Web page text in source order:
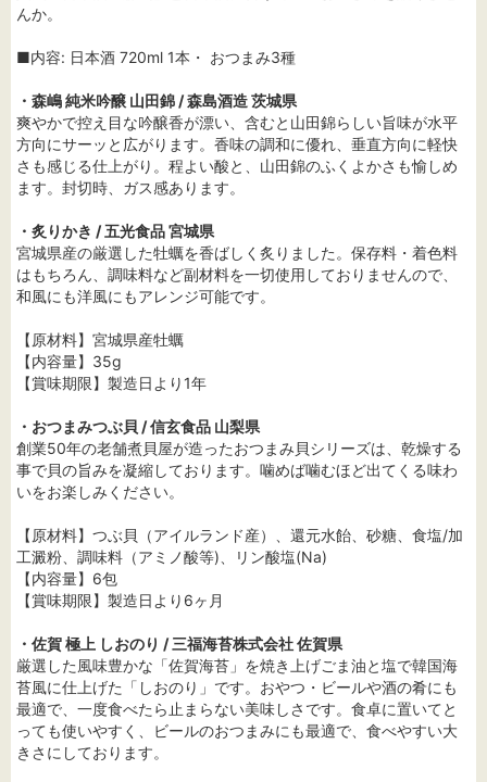
んか。
■内容: 日本酒 720ml 1本・ おつまみ3種
・森嶋 純米吟醸 山田錦 / 森島酒造 茨城県
爽やかで控え目な吟醸香が漂い、含むと山田錦らしい旨味が水平
方向にサーッと広がります。香味の調和に優れ、垂直方向に軽快
さも感じる仕上がり。程よい酸と、山田錦のふくよかさも愉しめ
ます。封切時、ガス感あります。
・炙りかき / 五光食品 宮城県
宮城県産の厳選した牡蠣を香ばしく炙りました。保存料・着色料
はもちろん、調味料など副材料を一切使用しておりませんので、
和風にも洋風にもアレンジ可能です。
【原材料】宮城県産牡蠣
【内容量】35g
【賞味期限】製造日より1年
・おつまみつぶ貝 / 信玄食品 山梨県
創業50年の老舗煮貝屋が造ったおつまみ貝シリーズは、乾燥する
事で貝の旨みを凝縮しております。噛めば噛むほど出てくる味わ
いをお楽しみください。
【原材料】つぶ貝（アイルランド産）、還元水飴、砂糖、食塩/加
工澱粉、調味料（アミノ酸等)、リン酸塩(Na)
【内容量】6包
【賞味期限】製造日より6ヶ月
・佐賀 極上 しおのり / 三福海苔株式会社 佐賀県
厳選した風味豊かな「佐賀海苔」を焼き上げごま油と塩で韓国海
苔風に仕上げた「しおのり」です。おやつ・ビールや酒の肴にも
最適で、一度食べたら止まらない美味しさです。食卓に置いてと
っても使いやすく、ビールのおつまみにも最適で、食べやすい大
きさにしております。